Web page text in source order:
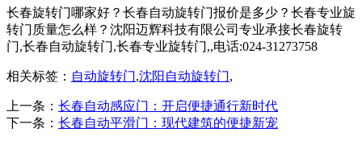
长春旋转门哪家好？长春自动旋转门报价是多少？长春专业旋
转门质量怎么样？沈阳迈辉科技有限公司专业承接长春旋转
门,长春自动旋转门,长春专业旋转门,,电话:024-31273758
相关标签： 自动旋转门,沈阳自动旋转门,
上一条： 长春自动感应门：开启便捷通行新时代
下一条： 长春自动平滑门：现代建筑的便捷新宠